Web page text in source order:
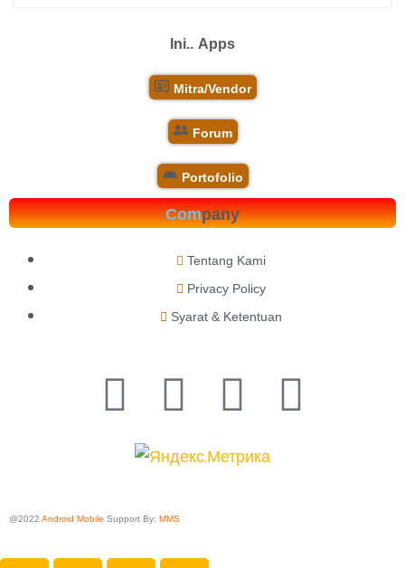
Ini.. Apps
Mitra/Vendor
Forum
Portofolio
Company
Tentang Kami
Privacy Policy
Syarat & Ketentuan
@2022 Android Mobile Support By: MMS